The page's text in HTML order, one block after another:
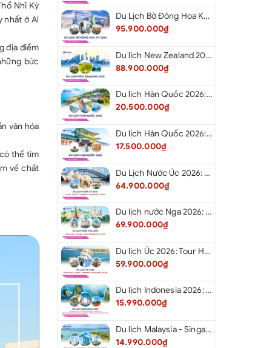
Nhĩ Kỳ
nhất ở Al
địa điểm
bức
văn hóa
thể tìm
về chất
Du Lịch Bờ Đông Hoa Kỳ 2026: New York - Boston - New Hampshire - Artist’s Bluff - Echo Lake Kancamagus Highway - White Mountains - Albany - Buffalo Niagara Falls - Corning - Washington DC
95.900.000₫
Du lịch New Zealand 2026: Tour Auckland - Waitomo - Taupo - Rotorua - Matamata - Hamilton
88.900.000₫
Du lịch Hàn Quốc 2026: Tour Hà Nội - Busan - Gyeongju - Seoul - Đảo Nami - Tàu Điện Ven Biển Haeundae - Cầu Kính Oryukdo - Làng Văn Hóa Huinnyeoul
20.500.000₫
Du lịch Hàn Quốc 2026: Tour Hà Nội - Seoul - Nami - Everland - Painter Show - Thư Viện Sách
17.500.000₫
Du Lịch Nước Úc 2026: Tour Hà Nội - Sydney - Canberra - Melbourne - Hà Nội
64.900.000₫
Du lịch nước Nga 2026: Tour Hà Nội - Moscow - Saint Petersburg từ Hà Nội
69.900.000₫
Du lịch Úc 2026: Tour Hà Nội - Sydney - Canberra - Melbourne - Hà Nội
59.900.000₫
Du lịch Indonesia 2026: Tour Hà Nội - Bali - Cổng Trời Lempuyang - Swings Bali - Ngắm hoàng hôn biển Jimbaran - Kelingking - Sống Lưng Khủng Long từ Hà Nội
15.990.000₫
Du lịch Malaysia - Singapore 2026: Tour Đảo Sentosa - Madame Tussause - Garden By The Bay - Thành Cổ Malacca - Thủ Đô Kualalumpur - Cao Nguyên Genting - New Putrajaya từ Hà Nội
14.990.000₫